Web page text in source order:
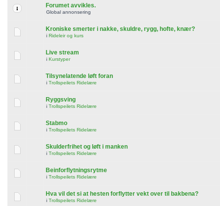
Forumet avvikles.
Global annonsering
Kroniske smerter i nakke, skuldre, rygg, hofte, knær?
i Rideleir og kurs
Live stream
i Kurstyper
Tilsynelatende løft foran
i Trollspeilets Ridelære
Ryggsving
i Trollspeilets Ridelære
Stabmo
i Trollspeilets Ridelære
Skulderfrihet og løft i manken
i Trollspeilets Ridelære
Beinforflytningsrytme
i Trollspeilets Ridelære
Hva vil det si at hesten forflytter vekt over til bakbena?
i Trollspeilets Ridelære